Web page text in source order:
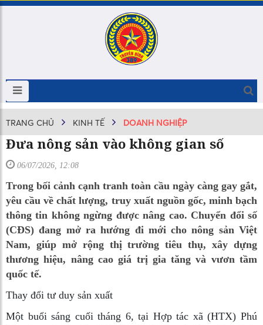
TRANG CHỦ KINH TẾ DOANH NGHIỆP
Đưa nông sản vào không gian số
06/07/2026, 12:08
Trong bối cảnh cạnh tranh toàn cầu ngày càng gay gắt,
yêu cầu về chất lượng, truy xuất nguồn gốc, minh bạch
thông tin không ngừng được nâng cao. Chuyển đổi số
(CĐS) đang mở ra hướng đi mới cho nông sản Việt
Nam, giúp mở rộng thị trường tiêu thụ, xây dựng
thương hiệu, nâng cao giá trị gia tăng và vươn tầm
quốc tế.
Thay đổi tư duy sản xuất
Một buổi sáng cuối tháng 6, tại Hợp tác xã (HTX) Phú